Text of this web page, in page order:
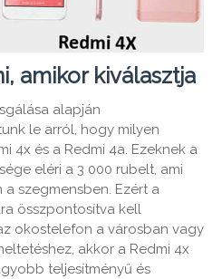
amikor kiválasztja
alapján
le arról, hogy milyen
4x és a Redmi 4a. Ezeknek a
eléri a 3 000 rubelt, ami
szegmensben. Ezért a
összpontosítva kell
okostelefon a városban vagy
akkor a Redmi 4x
teljesítményű és